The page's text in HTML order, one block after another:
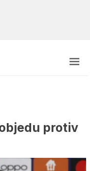
protiv